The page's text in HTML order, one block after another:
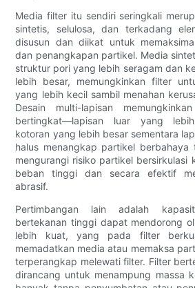
Media filter itu sendiri seringkali
sintetis, selulosa, dan terkadang
disusun dan diikat untuk
dan penangkapan partikel. Media
struktur pori yang lebih seragam dan
lebih besar, memungkinkan filter
yang lebih kecil sambil menahan
Desain multi-lapisan
bertingkat—lapisan luar yang
kotoran yang lebih besar sementara
halus menangkap partikel berbahaya
mengurangi risiko partikel bersirkulasi
beban tinggi dan secara efektif
abrasif.
Pertimbangan lain adalah
bertekanan tinggi dapat mendorong
lebih kuat, yang pada filter
memadatkan media atau memaksa
terperangkap melewati filter. Filter
dirancang untuk menampung massa